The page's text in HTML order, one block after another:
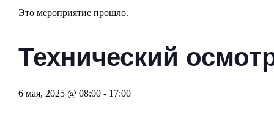
Это мероприятие прошло.
Технический
6 мая, 2025 @ 08:00 - 17:00